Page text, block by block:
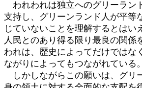
われわれは独立へのグリーラン
支持し、グリーンランド人が平等
じていないことを理解するとはい
人民とのあり得る限り最良の関係
われは、歴史によってだけではな
ながりによってもつながれている。
しかしながらこの願いは、グリ